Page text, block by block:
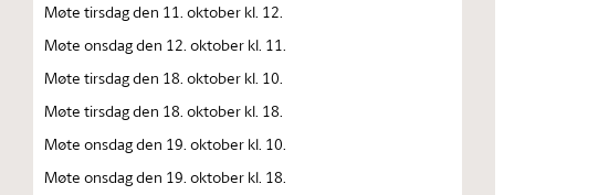
Møte tirsdag den 11. oktober kl. 12.
Møte onsdag den 12. oktober kl. 11.
Møte tirsdag den 18. oktober kl. 10.
Møte tirsdag den 18. oktober kl. 18.
Møte onsdag den 19. oktober kl. 10.
Møte onsdag den 19. oktober kl. 18.